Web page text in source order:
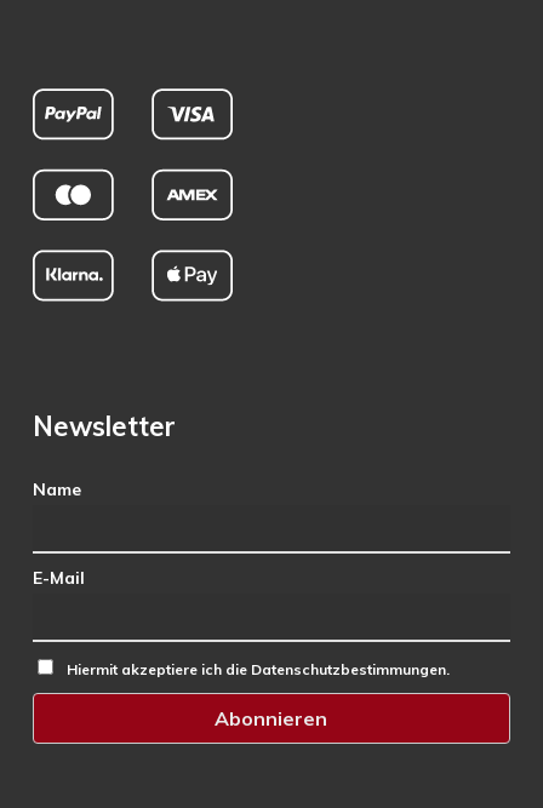
Newsletter
Name
E-Mail
Hiermit akzeptiere ich die Datenschutzbestimmungen.